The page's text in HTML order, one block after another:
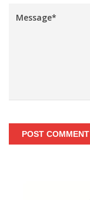
POST COMMENT